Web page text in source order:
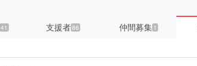
41 支援者86 仲間募集 1